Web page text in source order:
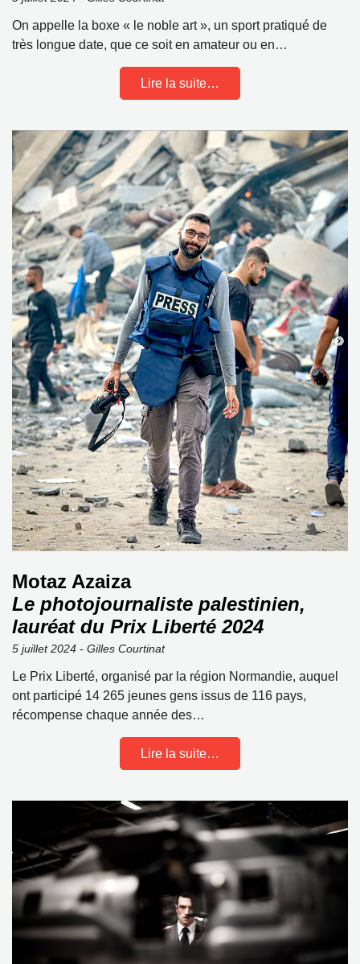
On appelle la boxe « le noble art », un sport pratiqué de
très longue date, que ce soit en amateur ou en…
Lire la suite…
Motaz Azaiza
Le photojournaliste palestinien,
lauréat du Prix Liberté 2024
5 juillet 2024 - Gilles Courtinat
Le Prix Liberté, organisé par la région Normandie, auquel
ont participé 14 265 jeunes gens issus de 116 pays,
récompense chaque année des…
Lire la suite…